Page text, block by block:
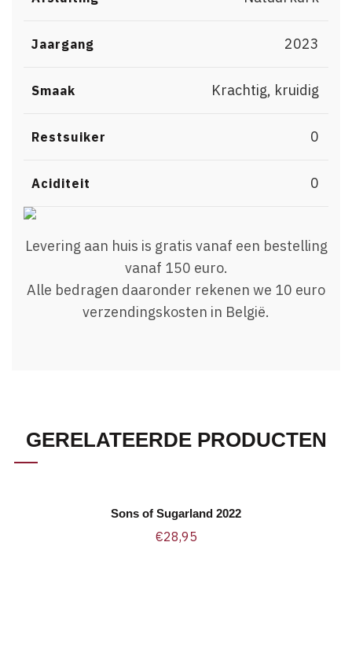
Jaargang 2023
Smaak Krachtig, kruidig
Restsuiker 0
Aciditeit 0
Levering aan huis is gratis vanaf een bestelling
vanaf 150 euro.
Alle bedragen daaronder rekenen we 10 euro
verzendingskosten in België.
GERELATEERDE PRODUCTEN
TOEVOEGEN AAN WINKELWAGEN
Sons of Sugarland 2022
€28,95